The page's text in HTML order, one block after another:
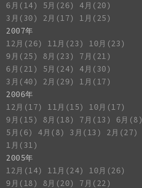
6月(14)
5月(26)
4月(20)
3月(30)
2月(17)
1月(25)
2007年
12月(26)
11月(23)
10月(23)
9月(25)
8月(23)
7月(21)
6月(21)
5月(24)
4月(30)
3月(40)
2月(29)
1月(17)
2006年
12月(17)
11月(15)
10月(17)
9月(15)
8月(18) 7月(13)
6月(8)
5月(6)
4月(8) 3月(13)
2月(27)
1月(31)
2005年
12月(14)
11月(24)
10月(26)
9月(18)
8月(20) 7月(22)